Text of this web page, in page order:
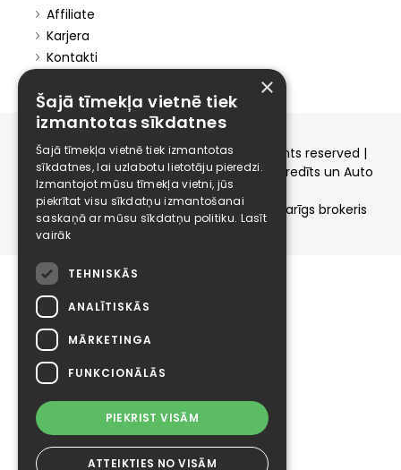
Affiliate
Karjera
Kontakti
Copyright © 2015-2026 elizings.lv | All rights reserved |
elizings - Kredītu salīdzināšana, Patēriņa kredīts un Auto
līzings
SIA ELIZINGS.LV - pilnvaru apjoms - neatkarīgs brokeris
×
Šajā tīmekļa vietnē tiek
izmantotas sīkdatnes
Šajā tīmekļa vietnē tiek izmantotas
sīkdatnes, lai uzlabotu lietotāju pieredzi.
Izmantojot mūsu tīmekļa vietni, jūs
piekrītat visu sīkdatņu izmantošanai
saskaņā ar mūsu sīkdatņu politiku. Lasīt
vairāk
TEHNISKĀS
ANALĪTISKĀS
MĀRKETINGA
FUNKCIONĀLĀS
PIEKRIST VISĀM
ATTEIKTIES NO VISĀM